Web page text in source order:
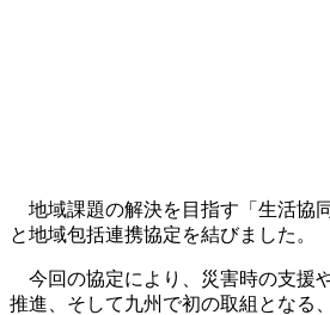
地域課題の解決を目指す「生活協
と地域包括連携協定を結びました。
今回の協定により、災害時の支援
推進、そして九州で初の取組となる